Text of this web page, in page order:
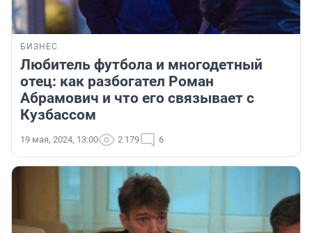
БИЗНЕС
Любитель футбола и многодетный
отец: как разбогател Роман
Абрамович и что его связывает с
Кузбассом
19 мая, 2024, 13:00 2 179 6